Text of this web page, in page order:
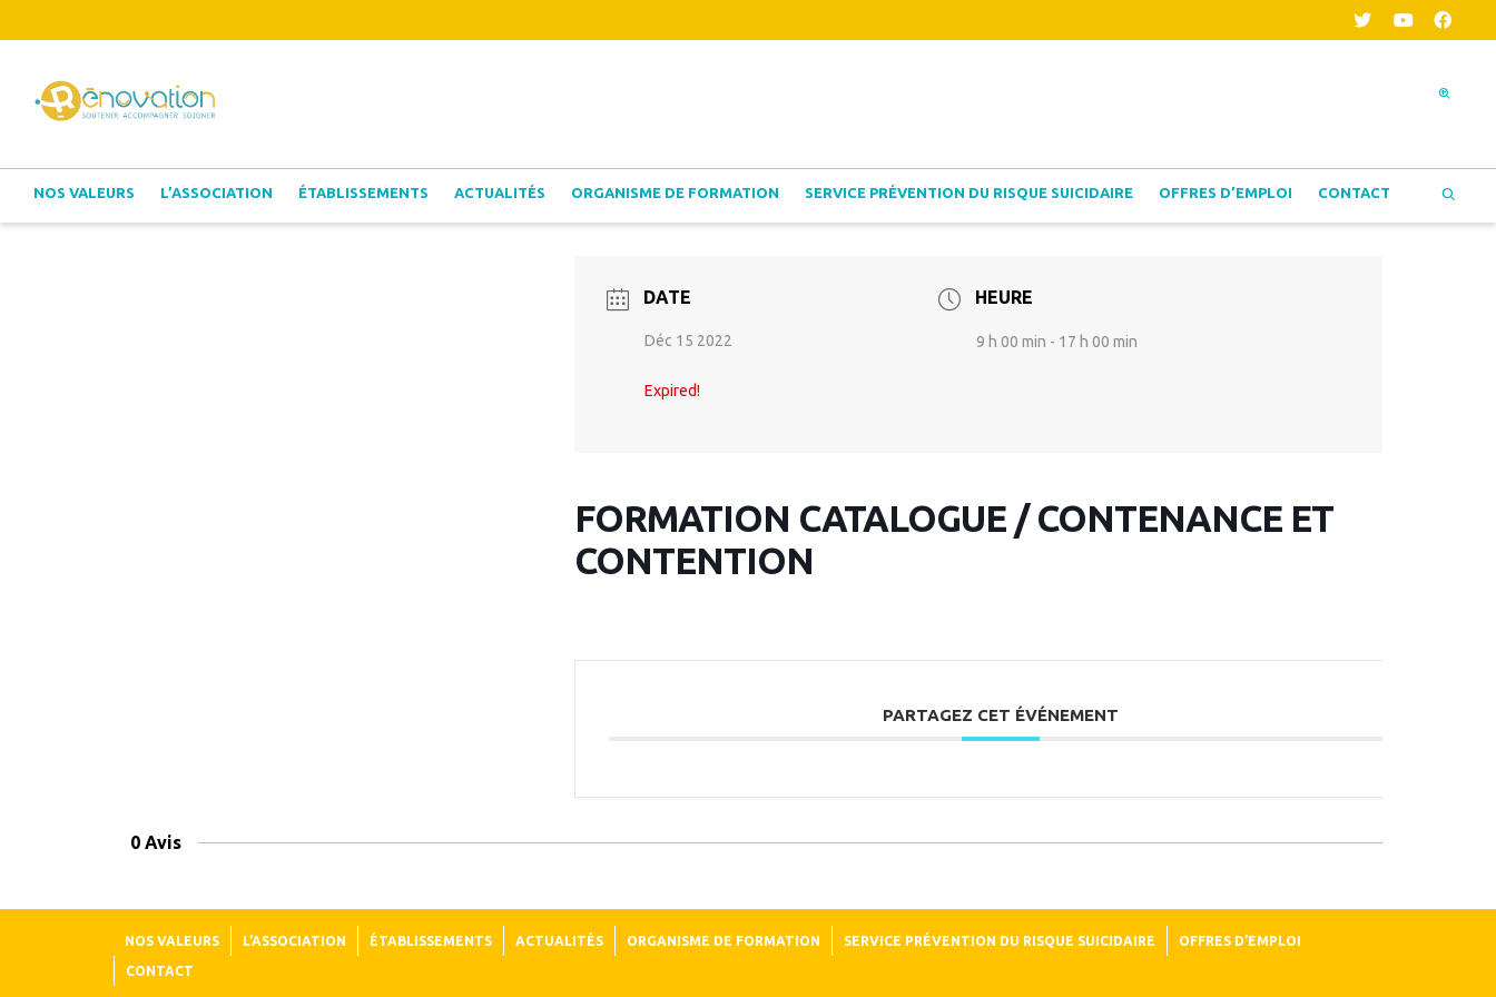
NOS VALEURS L’ASSOCIATION ÉTABLISSEMENTS ACTUALITÉS ORGANISME DE FORMATION SERVICE PRÉVENTION DU RISQUE SUICIDAIRE OFFRES D’EMPLOI CONTACT
DATE
Déc 15 2022
Expired!
HEURE
9 h 00 min - 17 h 00 min
FORMATION CATALOGUE / CONTENANCE ET
CONTENTION
PARTAGEZ CET ÉVÉNEMENT
0 Avis
NOS VALEURS L’ASSOCIATION ÉTABLISSEMENTS ACTUALITÉS ORGANISME DE FORMATION SERVICE PRÉVENTION DU RISQUE SUICIDAIRE OFFRES D’EMPLOI
CONTACT